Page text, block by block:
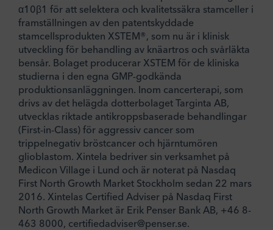
α10β1 för att selektera och kvalitetssäkra stamceller i
framställningen av den patentskyddade
stamcellsprodukten XSTEM®, som nu är i klinisk
utveckling för behandling av knäartros och svårläkta
bensår. Bolaget producerar XSTEM för de kliniska
studierna i den egna GMP-godkända
produktionsanläggningen. Inom cancerterapi, som
drivs av det helägda dotterbolaget Targinta AB,
utvecklas riktade antikroppsbaserade behandlingar
(First-in-Class) för aggressiv cancer som
trippelnegativ bröstcancer och hjärntumören
glioblastom. Xintela bedriver sin verksamhet på
Medicon Village i Lund och är noterat på Nasdaq
First North Growth Market Stockholm sedan 22 mars
2016. Xintelas Certified Adviser på Nasdaq First
North Growth Market är Erik Penser Bank AB, +46 8-
463 8000, certifiedadviser@penser.se.